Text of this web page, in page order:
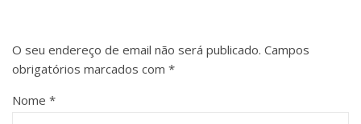
O seu endereço de email não será publicado. Campos
obrigatórios marcados com *
Nome *